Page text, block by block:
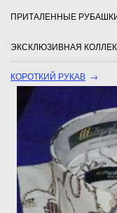
ПРИТАЛЕННЫЕ
ЭКСКЛЮЗИВНАЯ
КОРОТКИЙ РУКАВ →